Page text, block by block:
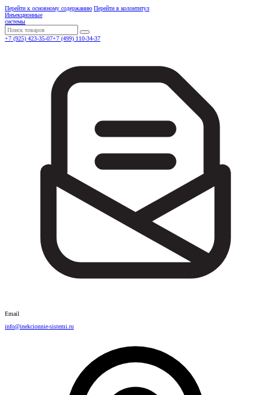
Перейти к основному содержанию Перейти в колонтитул
Инъекционные
системы
Поиск
+7 (925) 423-35-07+7 (499) 110-34-37
Email
info@inekcionnie-sistemi.ru